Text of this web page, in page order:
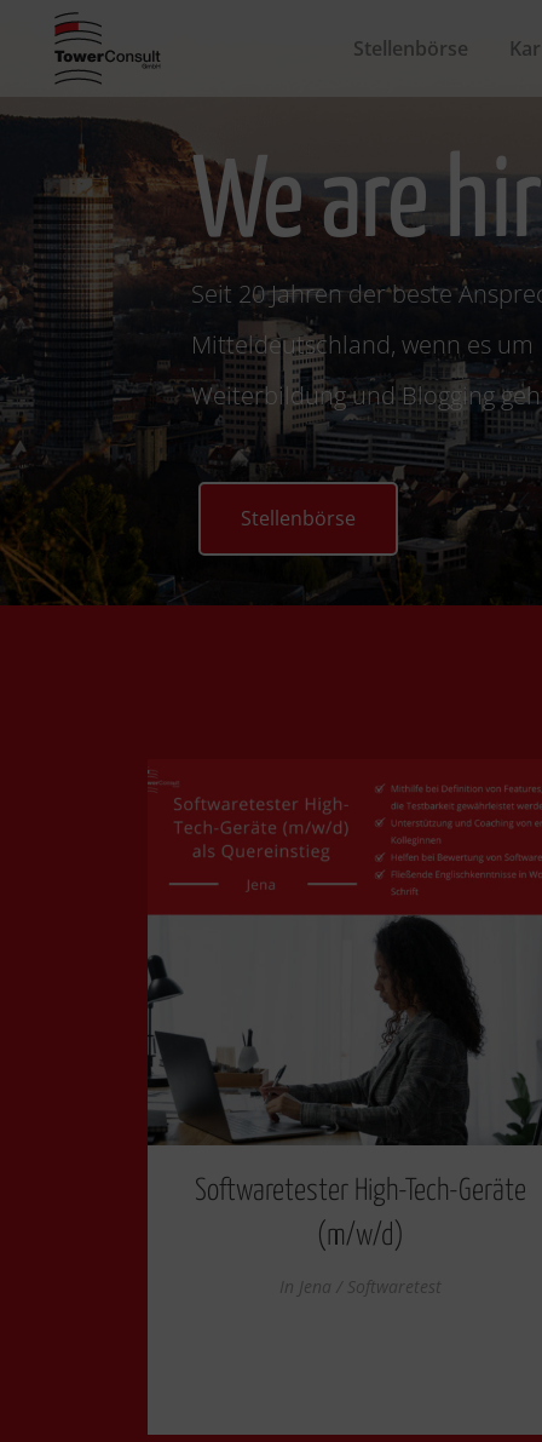
Stellenbörse
Seit 20 Jahren der beste
Mitteldeutschland, wenn es um
Weiterbildung und Blogging
Stellenbörse
We are
Softwaretester High-Tech-Geräte
(m/w/d)
In Jena / Softwaretest